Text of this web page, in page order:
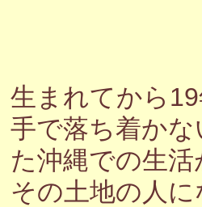
生まれてから
手で落ち着か
た沖縄での生
その土地の人